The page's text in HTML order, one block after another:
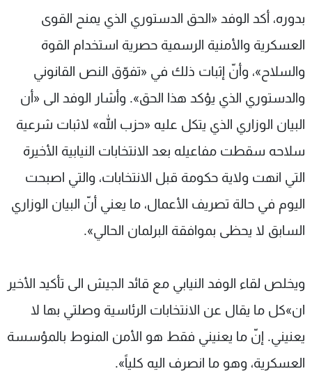
بدوره، أكد الوفد «الحق الدستوري الذي يمنح القوى
العسكرية والأمنية الرسمية حصرية استخدام القوة
والسلاح»، وأنّ إثبات ذلك في «تفوّق النص القانوني
والدستوري الذي يؤكد هذا الحق». وأشار الوفد الى «أن
البيان الوزاري الذي يتكل عليه «حزب الله» لاثبات شرعية
سلاحه سقطت مفاعيله بعد الانتخابات النيابية الأخيرة
التي انهت ولاية حكومة قبل الانتخابات، والتي اصبحت
اليوم في حالة تصريف الأعمال، ما يعني أنّ البيان الوزاري
السابق لا يحظى بموافقة البرلمان الحالي».
ويخلص لقاء الوفد النيابي مع قائد الجيش الى تأكيد الأخير
ان»كل ما يقال عن الانتخابات الرئاسية وصلتي بها لا
يعنيني. إنّ ما يعنيني فقط هو الأمن المنوط بالمؤسسة
العسكرية، وهو ما انصرف اليه كلياً».